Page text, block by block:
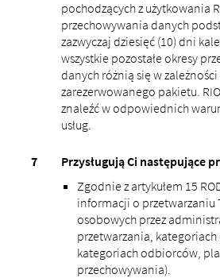
pochodzących z użytkowania
przechowywania danych
zazwyczaj dziesięć (10) dni
wszystkie pozostałe okresy
danych różnią się w
zarezerwowanego pakietu.
znaleźć w odpowiednich
usług.
Przysługują Ci następujące
Zgodnie z artykułem 15
informacji o przetwarzaniu
osobowych przez
przetwarzania,
kategoriach odbiorców,
przechowywania).